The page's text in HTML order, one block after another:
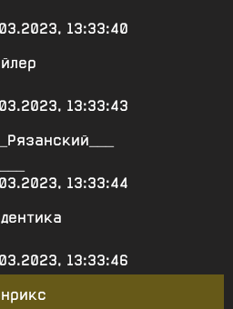
13:33:40
13:33:43
13:33:44
13:33:46